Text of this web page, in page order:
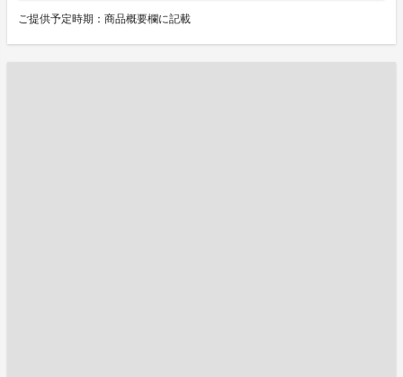
ご提供予定時期：商品概要欄に記載